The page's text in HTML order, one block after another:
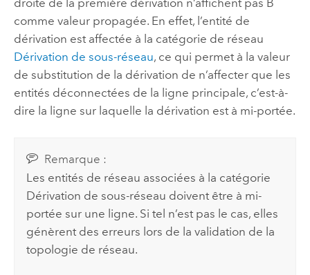
comme valeur propagée. En effet, l’entité de
dérivation est affectée à la catégorie de réseau
Dérivation de sous-réseau, ce qui permet à la valeur
de substitution de la dérivation de n’affecter que les
entités déconnectées de la ligne principale, c’est-à-
dire la ligne sur laquelle la dérivation est à mi-portée.
Remarque :
Les entités de réseau associées à la catégorie
Dérivation de sous-réseau doivent être à mi-
portée sur une ligne. Si tel n’est pas le cas, elles
génèrent des erreurs lors de la validation de la
topologie de réseau.